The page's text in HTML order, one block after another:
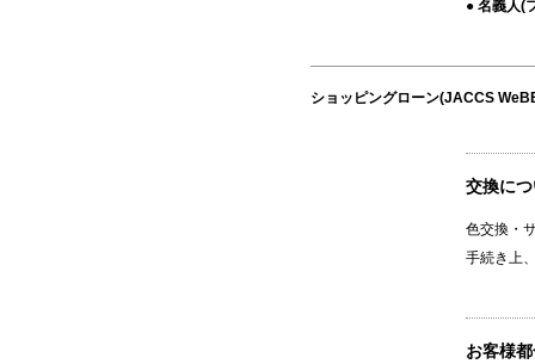
● 名義人(
ショッピングローン(JACCS
交換に
色交換・
手続き上
お客様